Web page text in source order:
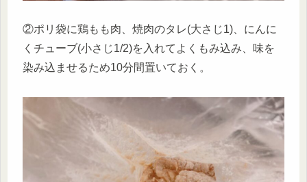
②ポリ袋に鶏もも肉、焼肉のタレ(大さじ1)、にんに
くチューブ(小さじ1/2)を入れてよくもみ込み、味を
染み込ませるため10分間置いておく。